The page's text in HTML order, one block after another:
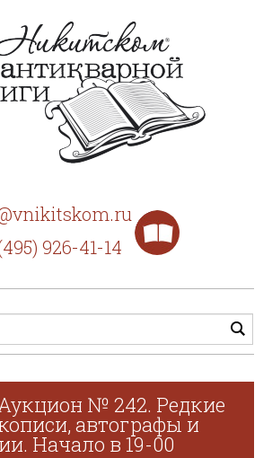
926-41-14
№ 242. Редкие
автографы и
Начало в 19-00